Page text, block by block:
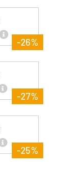
-26%
-27%
-25%